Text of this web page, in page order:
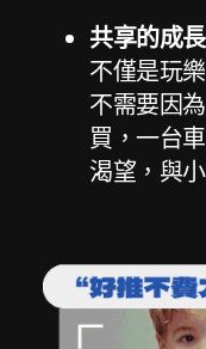
共享的成
不僅是玩
不需要因
買，一台
渴望，與